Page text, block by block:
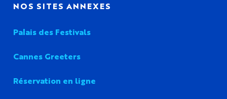
NOS SITES ANNEXES
Palais des Festivals
Cannes Greeters
Réservation en ligne